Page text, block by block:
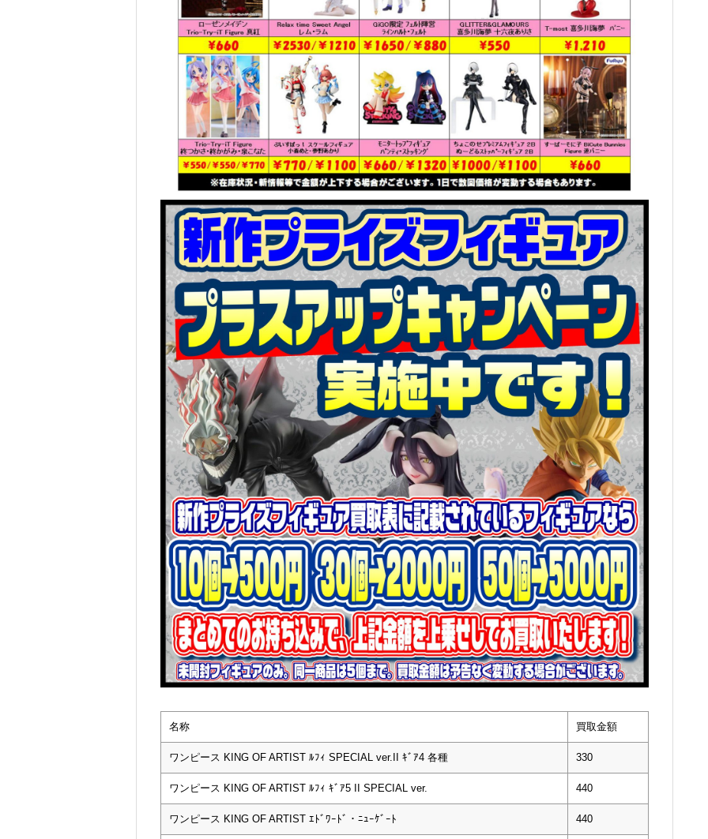
名称 買取金額
ワンピース KING OF ARTIST ﾙﾌｨ SPECIAL ver.II ｷﾞｱ4 各種 330
ワンピース KING OF ARTIST ﾙﾌｨ ｷﾞｱ5 II SPECIAL ver. 440
ワンピース KING OF ARTIST ｴﾄﾞﾜｰﾄﾞ・ﾆｭｰｹﾞｰﾄ 440